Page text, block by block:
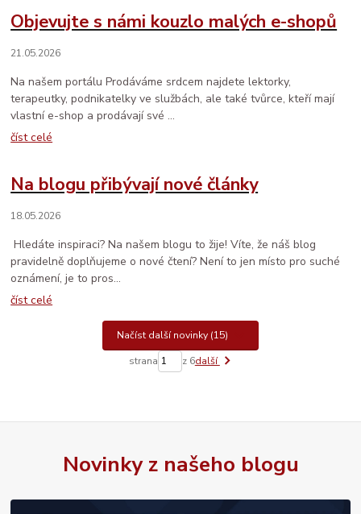
Objevujte s námi kouzlo malých e-shopů
21.05.2026
Na našem portálu Prodáváme srdcem najdete lektorky,
terapeutky, podnikatelky ve službách, ale také tvůrce, kteří mají
vlastní e-shop a prodávají své ...
číst celé
Na blogu přibývají nové články
18.05.2026
️ Hledáte inspiraci? Na našem blogu to žije! Víte, že náš blog
pravidelně doplňujeme o nové čtení? Není to jen místo pro suché
oznámení, je to pros...
číst celé
Načíst další novinky (15)
strana z 6další
Novinky z našeho blogu